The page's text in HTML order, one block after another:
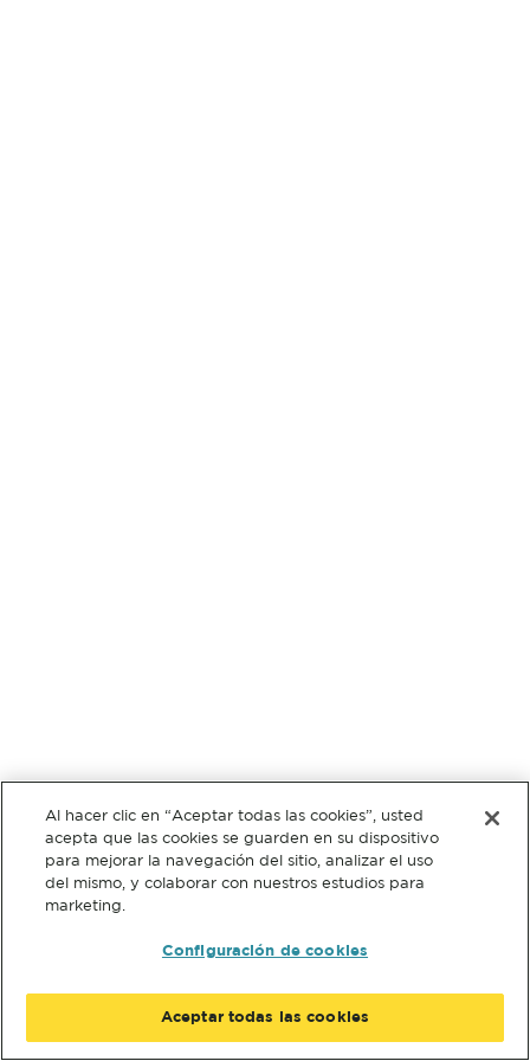
Al hacer clic en “Aceptar todas las cookies”, usted
acepta que las cookies se guarden en su dispositivo
para mejorar la navegación del sitio, analizar el uso
del mismo, y colaborar con nuestros estudios para
marketing.
Configuración de cookies
Aceptar todas las cookies